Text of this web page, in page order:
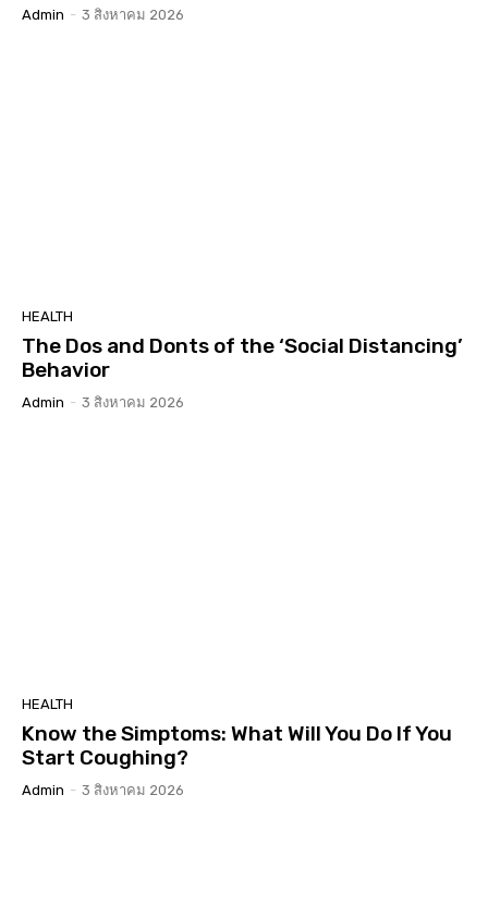
Admin - 3 สิงหาคม 2026
HEALTH
The Dos and Donts of the ‘Social Distancing’
Behavior
Admin - 3 สิงหาคม 2026
HEALTH
Know the Simptoms: What Will You Do If You
Start Coughing?
Admin - 3 สิงหาคม 2026